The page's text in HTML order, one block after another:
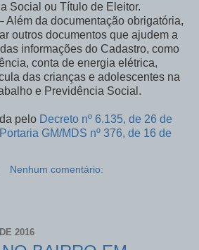
Social ou Título de Eleitor.
Além da documentação obrigatória,
outros documentos que ajudem a
informações do Cadastro, como
conta de energia elétrica,
das crianças e adolescentes na
e Previdência Social.
pelo Decreto nº 6.135, de 26 de
Portaria GM/MDS nº 376, de 16 de
Nenhum comentário:
2016